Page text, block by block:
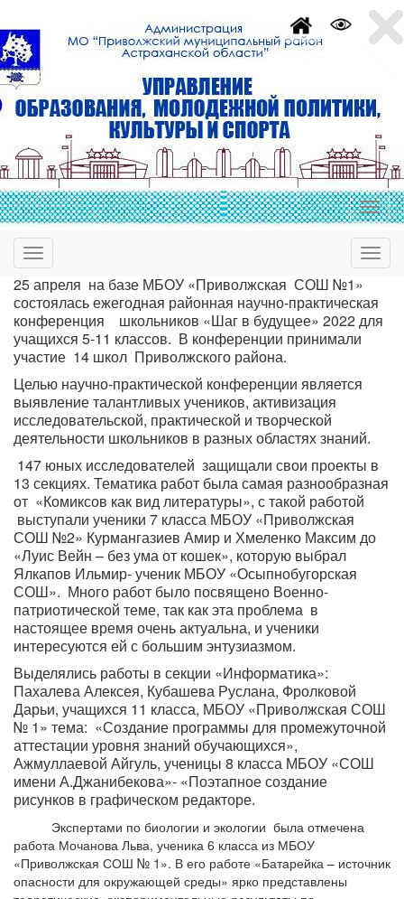
25 апреля на базе МБОУ «Приволжская СОШ №1»
состоялась ежегодная районная научно-практическая
конференция школьников «Шаг в будущее» 2022 для
учащихся 5-11 классов. В конференции принимали
участие 14 школ Приволжского района.
Целью научно-практической конференции является
выявление талантливых учеников, активизация
исследовательской, практической и творческой
деятельности школьников в разных областях знаний.
147 юных исследователей защищали свои проекты в
13 секциях. Тематика работ была самая разнообразная
от «Комиксов как вид литературы», с такой работой
выступали ученики 7 класса МБОУ «Приволжская
СОШ №2» Курмангазиев Амир и Хмеленко Максим до
«Луис Вейн – без ума от кошек», которую выбрал
Ялкапов Ильмир- ученик МБОУ «Осыпнобугорская
СОШ». Много работ было посвящено Военно-
патриотической теме, так как эта проблема в
настоящее время очень актуальна, и ученики
интересуются ей с большим энтузиазмом.
Выделялись работы в секции «Информатика»:
Пахалева Алексея, Кубашева Руслана, Фролковой
Дарьи, учащихся 11 класса, МБОУ «Приволжская СОШ
№ 1» тема: «Создание программы для промежуточной
аттестации уровня знаний обучающихся»,
Ажмуллаевой Айгуль, ученицы 8 класса МБОУ «СОШ
имени А.Джанибекова»- «Поэтапное создание
рисунков в графическом редакторе.
Экспертами по биологии и экологии была отмечена
работа Мочанова Льва, ученика 6 класса из МБОУ
«Приволжская СОШ № 1». В его работе «Батарейка – источник
опасности для окружающей среды» ярко представлены